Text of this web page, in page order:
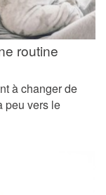
routine
à changer de
peu vers le